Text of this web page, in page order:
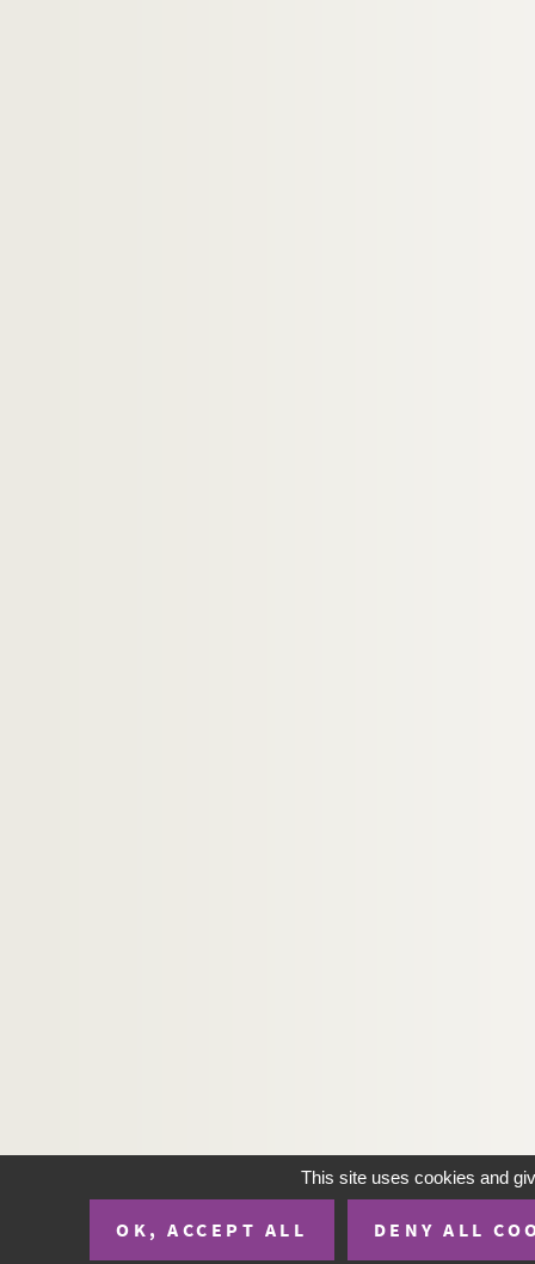
This site uses cookies and
OK, ACCEPT ALL DENY ALL